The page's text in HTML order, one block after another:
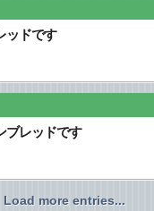
ッドです
ブレッドです
Load more entries...